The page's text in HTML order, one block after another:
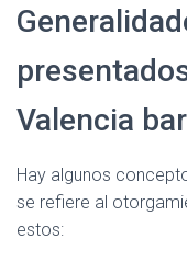
Valencia
Hay algunos
se refiere al
estos: